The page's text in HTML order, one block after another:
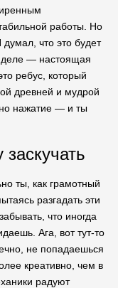
работы. Но
что это будет
— настоящая
ребус, который
древней и мудрой
нажатие — и ты
ты, как грамотный
разгадать эти
что иногда
Ага, вот тут-то
не попадаешься
креативно, чем в
радуют